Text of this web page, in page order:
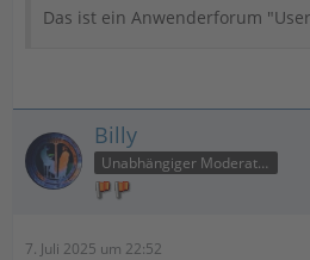
Das ist ein Anwenderforum
Billy
Unabhängiger Moderator
7. Juli 2025 um 22:52